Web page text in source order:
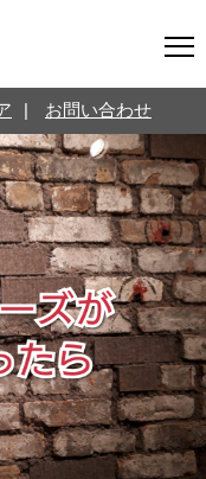
アの小話
悩み相談
学
お問い合わせ